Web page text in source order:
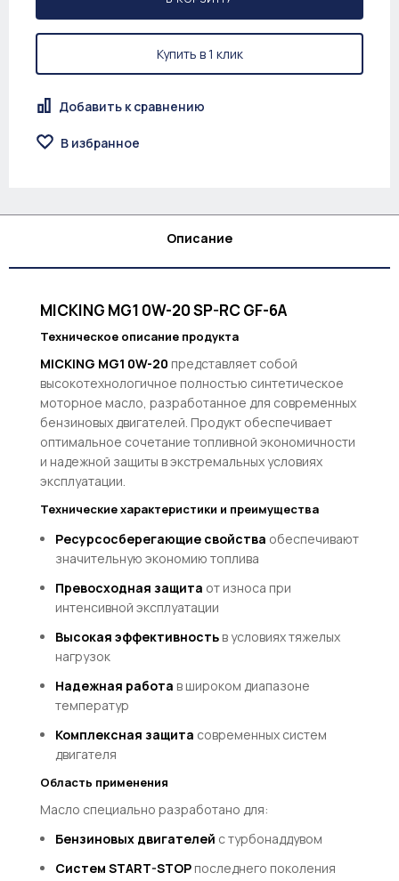
Купить в 1 клик
Добавить к сравнению
В избранное
Описание
MICKING MG1 0W-20 SP-RC GF-6A
Техническое описание продукта
MICKING MG1 0W-20 представляет собой
высокотехнологичное полностью синтетическое
моторное масло, разработанное для современных
бензиновых двигателей. Продукт обеспечивает
оптимальное сочетание топливной экономичности
и надежной защиты в экстремальных условиях
эксплуатации.
Технические характеристики и преимущества
Ресурсосберегающие свойства обеспечивают
значительную экономию топлива
Превосходная защита от износа при
интенсивной эксплуатации
Высокая эффективностьв условиях тяжелых
нагрузок
Надежная работа в широком диапазоне
температур
Комплексная защита современных систем
двигателя
Область применения
Масло специально разработано для:
Бензиновых двигателей с турбонаддувом
Систем START-STOPпоследнего поколения